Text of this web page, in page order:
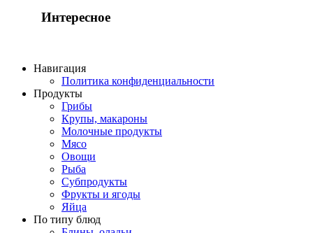
Интересное
Навигация
Политика конфиденциальности
Продукты
Грибы
Крупы, макароны
Молочные продукты
Мясо
Овощи
Рыба
Субпродукты
Фрукты и ягоды
Яйца
По типу блюд